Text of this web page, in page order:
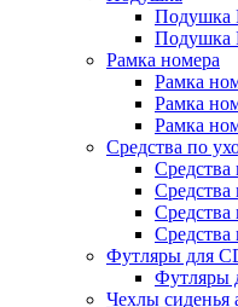
Подушка
Подушка
Рамка номера
Рамка
Рамка
Рамка
Средства по
Средства
Средства
Средства
Средства
Футляры для
Футляры
Чехлы сиденья